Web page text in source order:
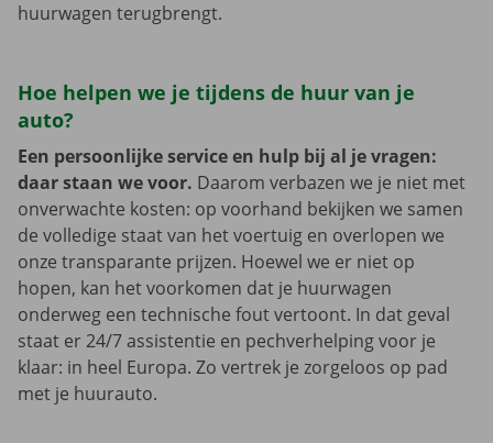
huurwagen terugbrengt.
Hoe helpen we je tijdens de huur van je
auto?
Een persoonlijke service en hulp bij al je vragen:
daar staan we voor. Daarom verbazen we je niet met
onverwachte kosten: op voorhand bekijken we samen
de volledige staat van het voertuig en overlopen we
onze transparante prijzen. Hoewel we er niet op
hopen, kan het voorkomen dat je huurwagen
onderweg een technische fout vertoont. In dat geval
staat er 24/7 assistentie en pechverhelping voor je
klaar: in heel Europa. Zo vertrek je zorgeloos op pad
met je huurauto.